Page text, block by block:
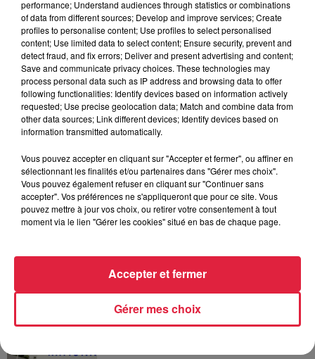
Une publication partagée par Top Music (@topmusicfrance)
A lire aussi
6 août 2026
À Hoerdt, de l’eau brune sort des
Tags antisémites à Strasbourg :
Catherine Trautmann réagit
performance; Understand audiences through statistics or combinations
of data from different sources; Develop and improve services; Create
profiles to personalise content; Use profiles to select personalised
content; Use limited data to select content; Ensure security, prevent and
detect fraud, and fix errors; Deliver and present advertising and content;
Save and communicate privacy choices. These technologies may
process personal data such as IP address and browsing data to offer
following functionalities: Identify devices based on information actively
requested; Use precise geolocation data; Match and combine data from
other data sources; Link different devices; Identify devices based on
information transmitted automatically.
Vous pouvez accepter en cliquant sur "Accepter et fermer", ou affiner en
sélectionnant les finalités et/ou partenaires dans "Gérer mes choix".
Vous pouvez également refuser en cliquant sur "Continuer sans
accepter". Vos préférences ne s'appliqueront que pour ce site. Vous
pouvez mettre à jour vos choix, ou retirer votre consentement à tout
moment via le lien "Gérer les cookies" situé en bas de chaque page.
Gérer mes choix
Accepter et fermer